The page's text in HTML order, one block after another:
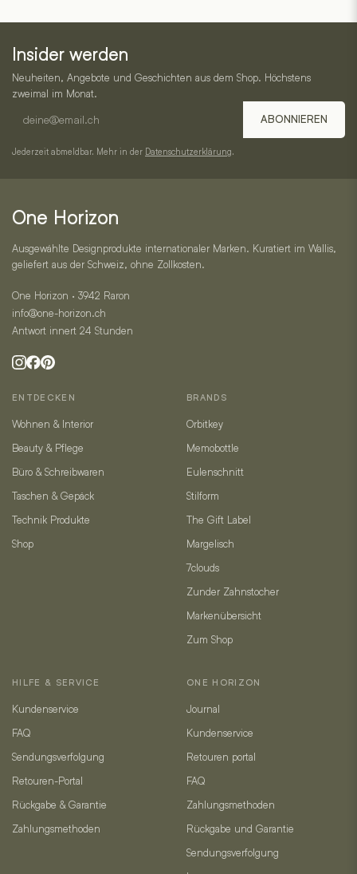
auf
der
Produktseite
werden
Horizon
–
Service,
Insider werden
Neuheiten, Angebote und Geschichten aus dem Shop. Höchstens
zweimal im Monat.
Mail-
ABONNIEREN
Jederzeit abmeldbar. Mehr in der Datenschutzerklärung.
One Horizon
Ausgewählte Designprodukte internationaler Marken. Kuratiert im Wallis,
geliefert aus der Schweiz, ohne Zollkosten.
One Horizon · 3942 Raron
info@one-horizon.ch
Antwort innert 24 Stunden
ENTDECKEN
Wohnen & Interior
Beauty & Pflege
Büro & Schreibwaren
Taschen & Gepäck
Technik Produkte
Shop
BRANDS
Orbitkey
Memobottle
Eulenschnitt
Stilform
The Gift Label
Margelisch
7clouds
Zunder Zahnstocher
Markenübersicht
Zum Shop
HILFE & SERVICE
Kundenservice
FAQ
Sendungsverfolgung
Retouren-Portal
Rückgabe & Garantie
Zahlungsmethoden
ONE HORIZON
Journal
Kundenservice
Retouren portal
FAQ
Zahlungsmethoden
Rückgabe und Garantie
Sendungsverfolgung